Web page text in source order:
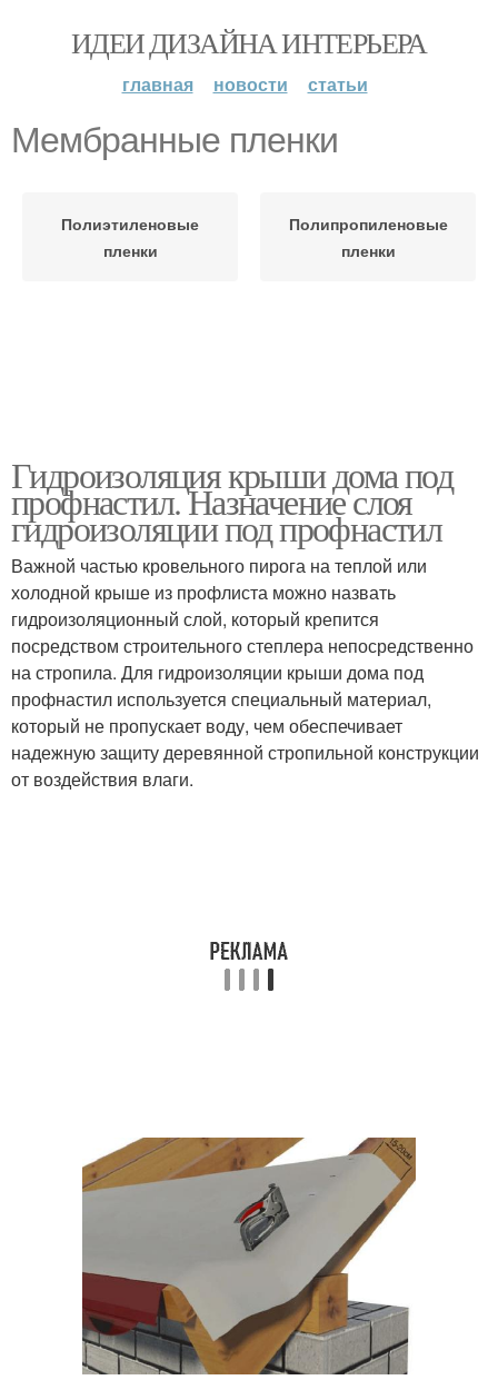
ИДЕИ ДИЗАЙНА ИНТЕРЬЕРА
главная новости статьи
Мембранные пленки
Полиэтиленовые
пленки
Полипропиленовые
пленки
Гидроизоляция крыши дома под
профнастил. Назначение слоя
гидроизоляции под профнастил
Важной частью кровельного пирога на теплой или
холодной крыше из профлиста можно назвать
гидроизоляционный слой, который крепится
посредством строительного степлера непосредственно
на стропила. Для гидроизоляции крыши дома под
профнастил используется специальный материал,
который не пропускает воду, чем обеспечивает
надежную защиту деревянной стропильной конструкции
от воздействия влаги.